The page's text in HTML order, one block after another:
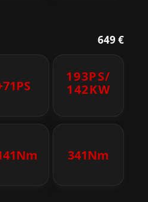
649 €
193PS/
142KW
341Nm